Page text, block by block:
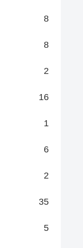
8
8
2
16
1
6
2
35
5